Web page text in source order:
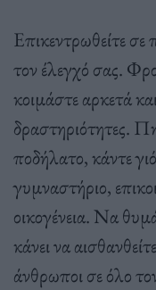
Επικεντρωθείτε
τον έλεγχό σας.
κοιμάστε αρκετά
δραστηριότητες.
ποδήλατο, κάντε
γυμναστήριο,
οικογένεια. Να
κάνει να
άνθρωποι σε όλο